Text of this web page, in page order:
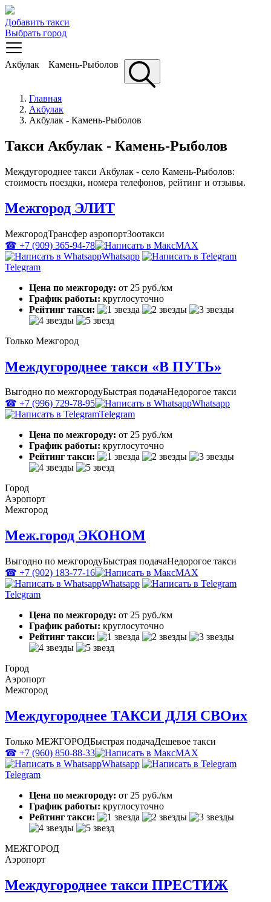
Добавить такси
Выбрать город
Акбулак Камень-Рыболов
Главная
Акбулак
Акбулак - Камень-Рыболов
Такси Акбулак - Камень-Рыболов
Междугороднее такси Акбулак - село Камень-Рыболов:
стоимость поездки, номера телефонов, рейтинг и отзывы.
Межгород ЭЛИТ
МежгородТрансфер аэропортЗоотакси
☎ +7 (909) 365-94-78
MAX
Whatsapp
Telegram
Цена по межгороду: от 25 руб./км
График работы: круглосуточно
Рейтинг такси:
Только Межгород
Междугороднее такси «В ПУТЬ»
Выгодно по межгородуБыстрая подачаНедорогое такси
☎ +7 (996) 729-78-95
Whatsapp
Telegram
Цена по межгороду: от 25 руб./км
График работы: круглосуточно
Рейтинг такси:
Город
Аэропорт
Межгород
Меж.город ЭКОНОМ
Выгодно по межгородуБыстрая подачаНедорогое такси
☎ +7 (902) 183-77-16
MAX
Whatsapp
Telegram
Цена по межгороду: от 25 руб./км
График работы: круглосуточно
Рейтинг такси:
Город
Аэропорт
Межгород
Междугороднее ТАКСИ ДЛЯ СВОих
Только МЕЖГОРОДБыстрая подачаДешевое такси
☎ +7 (960) 850-88-33
MAX
Whatsapp
Telegram
Цена по межгороду: от 25 руб./км
График работы: круглосуточно
Рейтинг такси:
МЕЖГОРОД
Аэропорт
Междугороднее такси ПРЕСТИЖ